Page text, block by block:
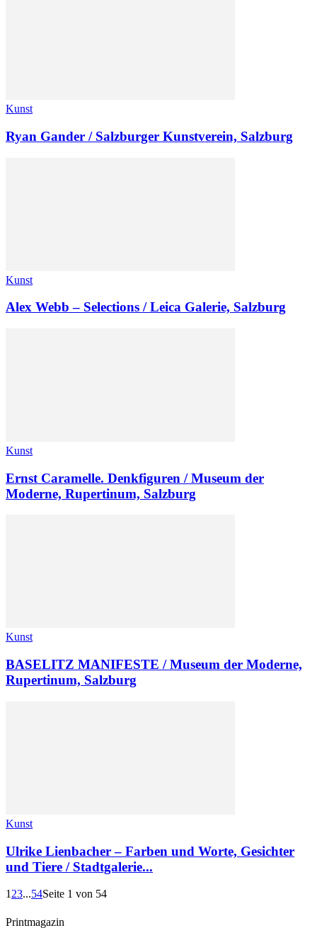
Kunst
Ryan Gander / Salzburger Kunstverein, Salzburg
Kunst
Alex Webb – Selections / Leica Galerie, Salzburg
Kunst
Ernst Caramelle. Denkfiguren / Museum der
Moderne, Rupertinum, Salzburg
Kunst
BASELITZ MANIFESTE / Museum der Moderne,
Rupertinum, Salzburg
Kunst
Ulrike Lienbacher – Farben und Worte, Gesichter
und Tiere / Stadtgalerie...
1 23...54Seite 1 von 54
Printmagazin